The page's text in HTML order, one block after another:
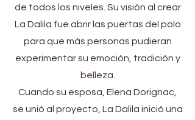
de todos los niveles. Su visión al crear
La Dalila fue abrir las puertas del polo
para que más personas pudieran
experimentar su emoción, tradición y
belleza.
Cuando su esposa, Elena Dorignac,
se unió al proyecto, La Dalila inició una